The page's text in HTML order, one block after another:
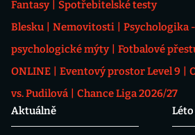
Fantasy
Spotřebitelské testy
Blesku
Nemovitosti
Psychologika
psychologické mýty
Fotbalové
ONLINE
Eventový prostor Level 9
vs. Pudilová
Chance Liga 2026/27
Aktuálně